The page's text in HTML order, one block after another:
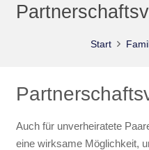
Start
Auch für unverheiratete
eine wirksame Möglichkeit,